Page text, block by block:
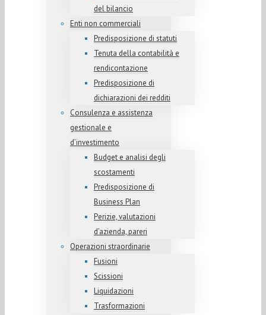
del bilancio
Enti non commerciali
Predisposizione di statuti
Tenuta della contabilità e
rendicontazione
Predisposizione di
dichiarazioni dei redditi
Consulenza e assistenza
gestionale e
d’investimento
Budget e analisi degli
scostamenti
Predisposizione di
Business Plan
Perizie, valutazioni
d’azienda, pareri
Operazioni straordinarie
Fusioni
Scissioni
Liquidazioni
Trasformazioni